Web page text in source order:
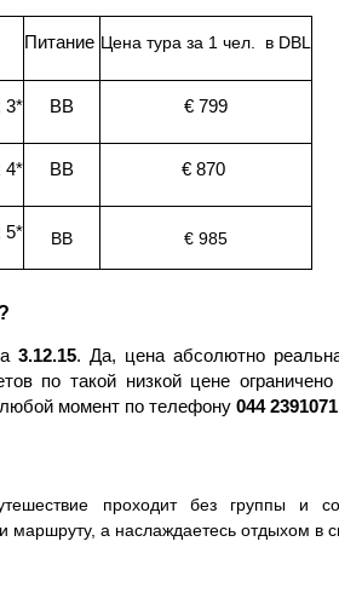
Питание Цена тура за 1 чел. в DBL
3* BB € 799
4* BB € 870
5* BB € 985
3.12.15. Да, цена абсолютно
по такой низкой цене
момент по телефону 044
проходит без группы и
маршруту, а наслаждаетесь отдыхом в